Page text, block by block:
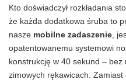
Kto doświadczył rozkładania
że każda dodatkowa śruba to
nasze mobilne zadaszenie ,
opatentowanemu systemowi
konstrukcję w 40 sekund –
zimowych rękawicach. Zamiast